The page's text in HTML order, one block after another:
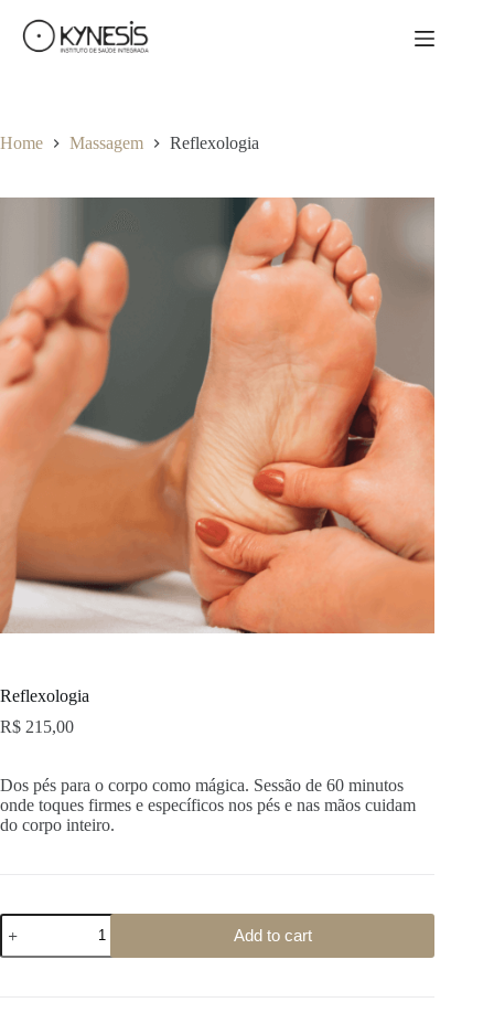
Home Massagem Reflexologia
Reflexologia
R$ 215,00
Dos pés para o corpo como mágica. Sessão de 60 minutos
onde toques firmes e específicos nos pés e nas mãos cuidam
do corpo inteiro.
Add to cart